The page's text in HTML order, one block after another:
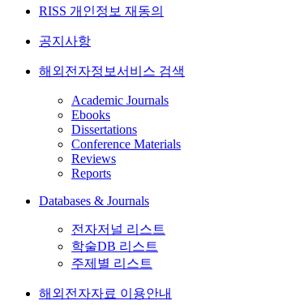
RISS 개인정보 재동의
공지사항
해외전자정보서비스 검색
Academic Journals
Ebooks
Dissertations
Conference Materials
Reviews
Reports
Databases & Journals
전자저널 리스트
학술DB 리스트
주제별 리스트
해외전자자료 이용안내